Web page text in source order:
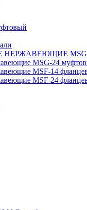
НЕРЖАВЕЮЩИЕ
MSG-24
MSF-14
MSF-24